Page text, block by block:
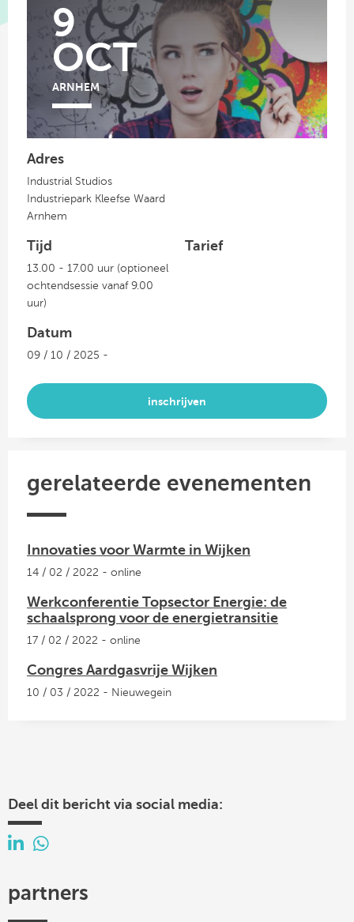
9
OCT
ARNHEM
Adres
Industrial Studios
Industriepark Kleefse Waard
Arnhem
Tijd
13.00 - 17.00 uur (optioneel
ochtendsessie vanaf 9.00
uur)
Tarief
Datum
09 / 10 / 2025 -
inschrijven
gerelateerde evenementen
Innovaties voor Warmte in Wijken
14 / 02 / 2022 - online
Werkconferentie Topsector Energie: de
schaalsprong voor de energietransitie
17 / 02 / 2022 - online
Congres Aardgasvrije Wijken
10 / 03 / 2022 - Nieuwegein
Deel dit bericht via social media:
partners